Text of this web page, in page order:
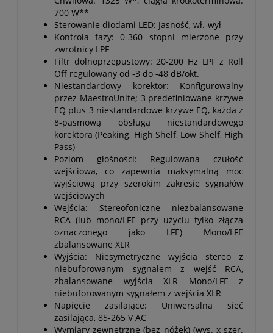
700 W**
Sterowanie diodami LED: Jasność, wł.-wył
Kontrola fazy: 0-360 stopni mierzone przy
zwrotnicy LPF
Filtr dolnoprzepustowy: 20-200 Hz LPF z Roll
Off regulowany od -3 do -48 dB/okt.
Niestandardowy korektor: Konfigurowalny
przez MaestroUnite; 3 predefiniowane krzywe
EQ plus 3 niestandardowe krzywe EQ, każda z
8-pasmową obsługą niestandardowego
korektora (Peaking, High Shelf, Low Shelf, High
Pass)
Poziom głośności: Regulowana czułość
wejściowa, co zapewnia maksymalną moc
wyjściową przy szerokim zakresie sygnałów
wejściowych
Wejścia: Stereofoniczne niezbalansowane
RCA (lub mono/LFE przy użyciu tylko złącza
oznaczonego jako LFE) Mono/LFE
zbalansowane XLR
Wyjścia: Niesymetryczne wyjścia stereo z
niebuforowanym sygnałem z wejść RCA,
zbalansowane wyjścia XLR Mono/LFE z
niebuforowanym sygnałem z wejścia XLR
Napięcie zasilające: Uniwersalna sieć
zasilająca, 85-265 V AC
Wymiary zewnętrzne (bez nóżek) (wys. x szer.